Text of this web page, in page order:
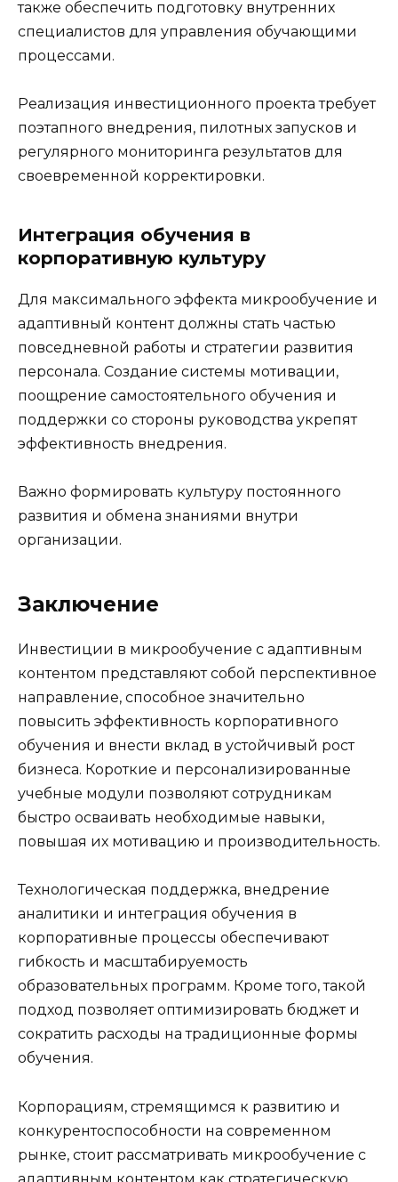
также обеспечить подготовку внутренних
специалистов для управления обучающими
процессами.
Реализация инвестиционного проекта требует
поэтапного внедрения, пилотных запусков и
регулярного мониторинга результатов для
своевременной корректировки.
Интеграция обучения в
корпоративную культуру
Для максимального эффекта микрообучение и
адаптивный контент должны стать частью
повседневной работы и стратегии развития
персонала. Создание системы мотивации,
поощрение самостоятельного обучения и
поддержки со стороны руководства укрепят
эффективность внедрения.
Важно формировать культуру постоянного
развития и обмена знаниями внутри
организации.
Заключение
Инвестиции в микрообучение с адаптивным
контентом представляют собой перспективное
направление, способное значительно
повысить эффективность корпоративного
обучения и внести вклад в устойчивый рост
бизнеса. Короткие и персонализированные
учебные модули позволяют сотрудникам
быстро осваивать необходимые навыки,
повышая их мотивацию и производительность.
Технологическая поддержка, внедрение
аналитики и интеграция обучения в
корпоративные процессы обеспечивают
гибкость и масштабируемость
образовательных программ. Кроме того, такой
подход позволяет оптимизировать бюджет и
сократить расходы на традиционные формы
обучения.
Корпорациям, стремящимся к развитию и
конкурентоспособности на современном
рынке, стоит рассматривать микрообучение с
адаптивным контентом как стратегическую